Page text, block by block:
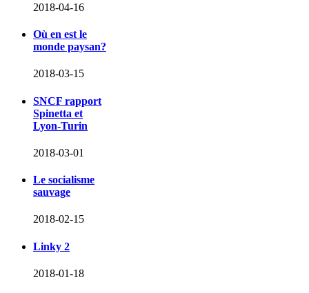
2018-04-16
Où en est le
monde paysan?
2018-03-15
SNCF rapport
Spinetta et
Lyon-Turin
2018-03-01
Le socialisme
sauvage
2018-02-15
Linky 2
2018-01-18